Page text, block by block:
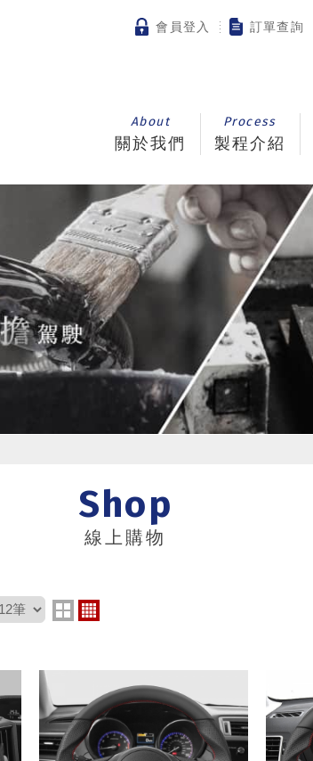
會員登入 訂單查詢
About
關於我們
Process
製程介紹
Shop
線上購物